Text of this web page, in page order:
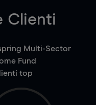
Clienti
Multi-Sector
Fund
top